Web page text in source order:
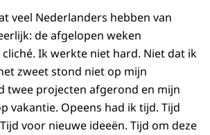
veel Nederlanders hebben van
de afgelopen weken
Ik werkte niet hard. Niet dat ik
zweet stond niet op mijn
twee projecten afgerond en mijn
vakantie. Opeens had ik tijd. Tijd
voor nieuwe ideeën. Tijd om deze